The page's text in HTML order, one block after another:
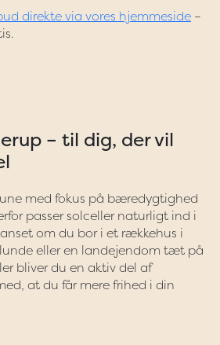
direkte via vores hjemmeside –
– til dig, der vil
med fokus på bæredygtighed
passer solceller naturligt ind i
om du bor i et rækkehus i
eller en landejendom tæt på
bliver du en aktiv del af
at du får mere frihed i din